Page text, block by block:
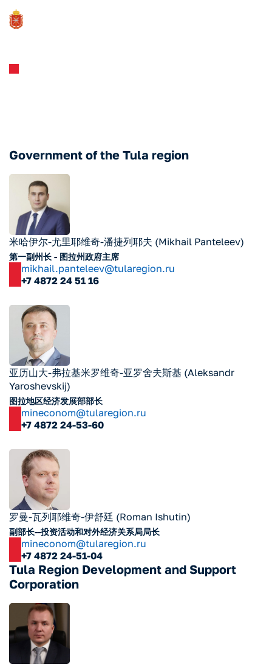
Government of the Tula region
米哈伊尔-尤里耶维奇-潘捷列耶夫 (Mikhail Panteleev)
第一副州长 - 图拉州政府主席
mikhail.panteleev@tularegion.ru
+7 4872 24 51 16
亚历山大-弗拉基米罗维奇-亚罗舍夫斯基 (Aleksandr
Yaroshevskij)
图拉地区经济发展部部长
mineconom@tularegion.ru
+7 4872 24-53-60
罗曼-瓦列耶维奇-伊舒廷 (Roman Ishutin)
副部长--投资活动和对外经济关系局局长
mineconom@tularegion.ru
+7 4872 24-51-04
Tula Region Development and Support
Corporation